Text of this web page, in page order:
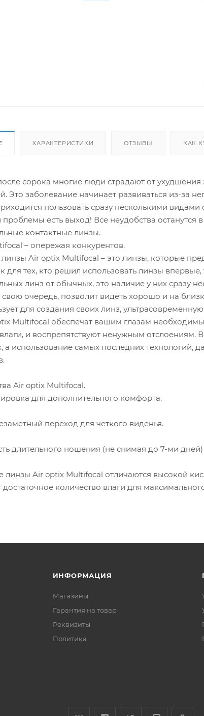
ХАРАКТЕРИСТИКИ ОТЗЫВЫ КАК
сорока многие люди страдают от
Это заболевание начинает развиваться из-за
пользовать сразу несколькими
есть выход! Все неудобства
контактные линзы.
– опережая конкурентов.
линзы Air optix Multifocal – это линзы, которые
для тех, кто решил использовать линзы
линз от обычных, это наличие у них сразу
свою очередь, позволит видеть хорошо и на
для создания своих линз,
Multifocal обеспечат вашим глазам
и воспрепятствуют ненужным отслоениям.
а использование самых последних технологий,
Air optix Multifocal.
для дополнительного комфорта.
переход для четкого виденья.
длительного ношения (не снимая до 7-ми дней)
линзы Air optix Multifocal отличаются высокой
количество влаги для
ИНФОРМАЦИЯ
Магазины
Гарантия на товар
Реквизиты
Политика